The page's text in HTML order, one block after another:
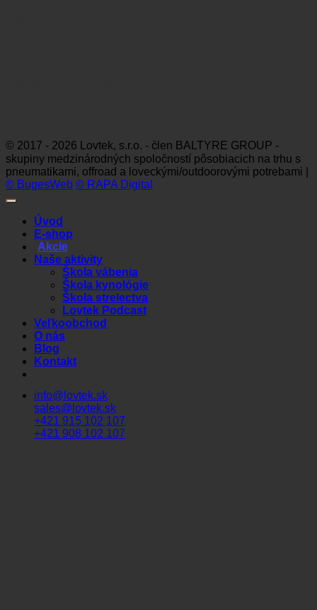
© 2017 - 2026 Lovtek, s.r.o. - člen BALTYRE GROUP -
skupiny medzinárodných spoločností pôsobiacich na trhu s
pneumatikami, offroad a loveckými/outdoorovými potrebami |
© BugesWeb © RAPA Digital
Úvod
E-shop
Akcie
Naše aktivity
Škola vábenia
Škola kynológie
Škola strelectva
Lovtek Podcast
Veľkoobchod
O nás
Blog
Kontakt
info@lovtek.sk
sales@lovtek.sk
+421 915 102 107
+421 908 102 107